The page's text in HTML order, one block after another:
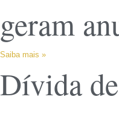
geram
Saiba mais »
Dívida